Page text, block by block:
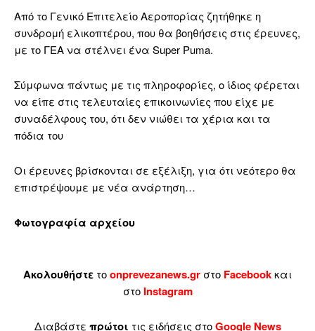
Από το Γενικό Επιτελείο Αεροπορίας ζητήθηκε η
συνδρομή ελικοπτέρου, που θα βοηθήσεις στις έρευνες,
με το ΓΕΑ να στέλνει ένα Super Puma.
Σύμφωνα πάντως με τις πληροφορίες, ο ίδιος φέρεται
να είπε στις τελευταίες επικοινωνίες που είχε με
συναδέλφους του, ότι δεν νιώθει τα χέρια και τα
πόδια του
Οι έρευνες βρίσκονται σε εξέλιξη, για ότι νεότερο θα
επιστρέψουμε με νέα ανάρτηση…
Φωτογραφία αρχείου
Ακολουθήστε τοonprevezanews.gr στο Facebookκαι
στο Instagram
Διαβάστε πρώτοι τις ειδήσεις στο Google News